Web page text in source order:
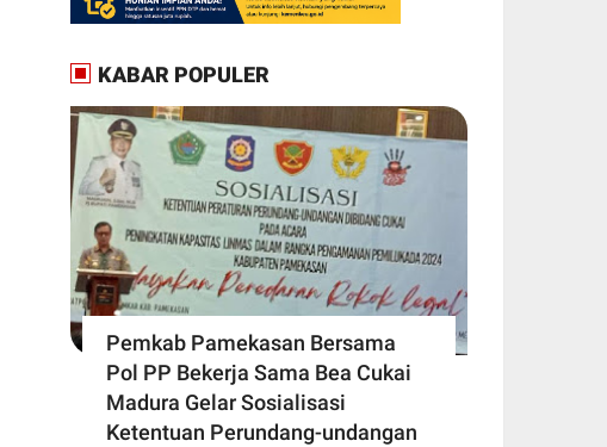
KABAR POPULER
Pemkab Pamekasan Bersama
Pol PP Bekerja Sama Bea Cukai
Madura Gelar Sosialisasi
Ketentuan Perundang-undangan